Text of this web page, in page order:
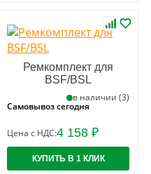
Ремкомплект для
BSF/BSL
в наличии (3)
Самовывоз сегодня
Цена с НДС:4 158 ₽
КУПИТЬ В 1 КЛИК